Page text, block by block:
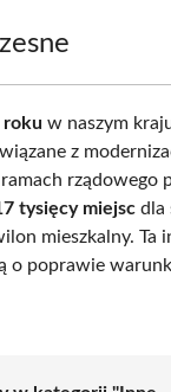
roku w naszym
z
rządowego
tysięcy miejsc dla
mieszkalny. Ta
o poprawie